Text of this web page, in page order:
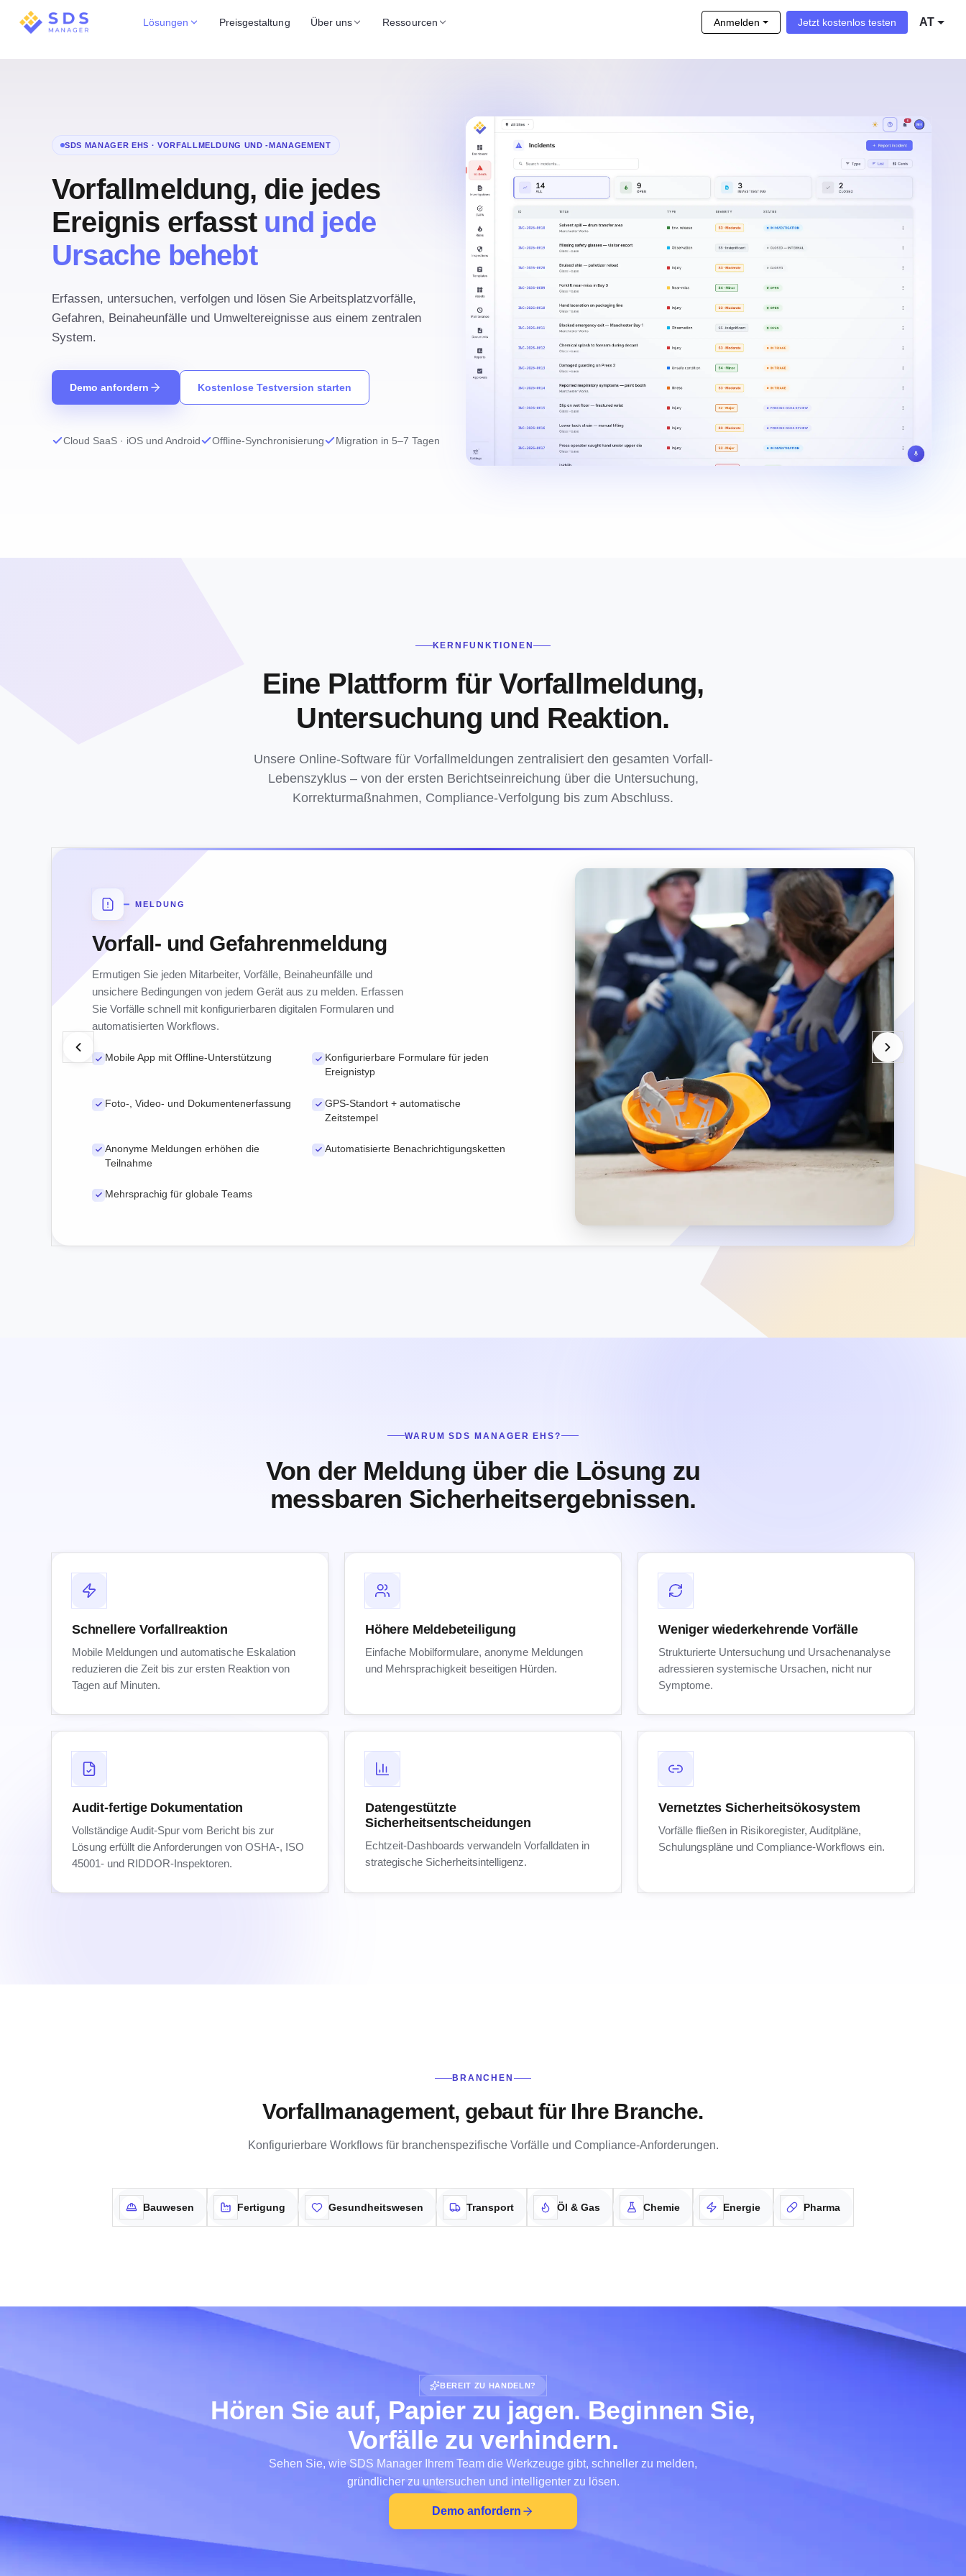
Lösungen Preisgestaltung Über uns Ressourcen Anmelden Jetzt kostenlos testen AT
SDS MANAGER EHS · VORFALLMELDUNG UND -MANAGEMENT
Vorfallmeldung, die jedes
Ereignis erfasst und jede
Ursache behebt
Erfassen, untersuchen, verfolgen und lösen Sie Arbeitsplatzvorfälle,
Gefahren, Beinaheunfälle und Umweltereignisse aus einem zentralen
System.
Demo anfordern Kostenlose Testversion starten
Cloud SaaS · iOS und Android Offline-Synchronisierung Migration in 5–7 Tagen
KERNFUNKTIONEN
Eine Plattform für Vorfallmeldung,
Untersuchung und Reaktion.
Unsere Online-Software für Vorfallmeldungen zentralisiert den gesamten Vorfall-
Lebenszyklus – von der ersten Berichtseinreichung über die Untersuchung,
Korrekturmaßnahmen, Compliance-Verfolgung bis zum Abschluss.
MELDUNG
Vorfall- und Gefahrenmeldung
Ermutigen Sie jeden Mitarbeiter, Vorfälle, Beinaheunfälle und
unsichere Bedingungen von jedem Gerät aus zu melden. Erfassen
Sie Vorfälle schnell mit konfigurierbaren digitalen Formularen und
automatisierten Workflows.
Mobile App mit Offline-Unterstützung
Konfigurierbare Formulare für jeden
Ereignistyp
Foto-, Video- und Dokumentenerfassung
GPS-Standort + automatische
Zeitstempel
Anonyme Meldungen erhöhen die
Teilnahme
Automatisierte Benachrichtigungsketten
Mehrsprachig für globale Teams
WARUM SDS MANAGER EHS?
Von der Meldung über die Lösung zu
messbaren Sicherheitsergebnissen.
Schnellere Vorfallreaktion
Mobile Meldungen und automatische Eskalation
reduzieren die Zeit bis zur ersten Reaktion von
Tagen auf Minuten.
Höhere Meldebeteiligung
Einfache Mobilformulare, anonyme Meldungen
und Mehrsprachigkeit beseitigen Hürden.
Weniger wiederkehrende Vorfälle
Strukturierte Untersuchung und Ursachenanalyse
adressieren systemische Ursachen, nicht nur
Symptome.
Audit-fertige Dokumentation
Vollständige Audit-Spur vom Bericht bis zur
Lösung erfüllt die Anforderungen von OSHA-, ISO
45001- und RIDDOR-Inspektoren.
Datengestützte
Sicherheitsentscheidungen
Echtzeit-Dashboards verwandeln Vorfalldaten in
strategische Sicherheitsintelligenz.
Vernetztes Sicherheitsökosystem
Vorfälle fließen in Risikoregister, Auditpläne,
Schulungspläne und Compliance-Workflows ein.
BRANCHEN
Vorfallmanagement, gebaut für Ihre Branche.
Konfigurierbare Workflows für branchenspezifische Vorfälle und Compliance-Anforderungen.
Bauwesen Fertigung Gesundheitswesen Transport Öl & Gas Chemie Energie Pharma
BEREIT ZU HANDELN?
Hören Sie auf, Papier zu jagen. Beginnen Sie,
Vorfälle zu verhindern.
Sehen Sie, wie SDS Manager Ihrem Team die Werkzeuge gibt, schneller zu melden,
gründlicher zu untersuchen und intelligenter zu lösen.
Demo anfordern